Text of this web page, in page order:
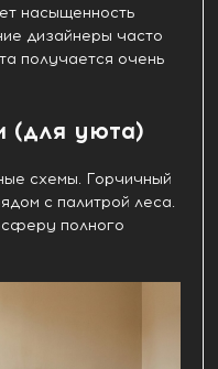
насыщенность
дизайнеры часто
получается очень
(для уюта)
схемы. Горчичный
с палитрой леса.
полного